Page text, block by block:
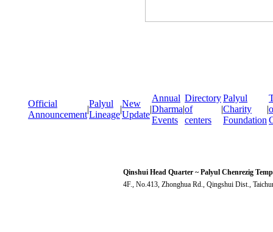
Official
Announcement
|
Palyul
Lineage
|
New
Update
|
Annual
Dharma
Events
|
Directory
of
centers
|
Palyul
Charity
Foundation
|
Qinshui Head Quarter ~ Palyul Chenrezig
4F., No.413, Zhonghua Rd., Qingshui Dist.,